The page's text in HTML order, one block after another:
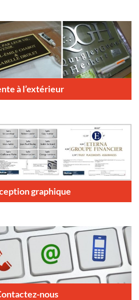
à l’extérieur
graphique
nous